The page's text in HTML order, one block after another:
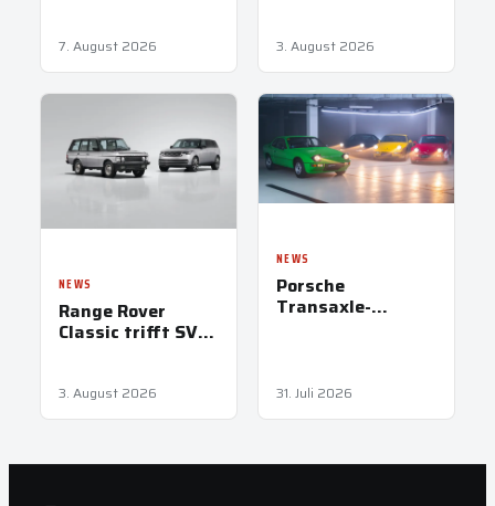
7. August 2026 3. August 2026
NEWS
Range Rover
Classic trifft SV
3. August 2026
NEWS
Porsche
Transaxle-
31. Juli 2026